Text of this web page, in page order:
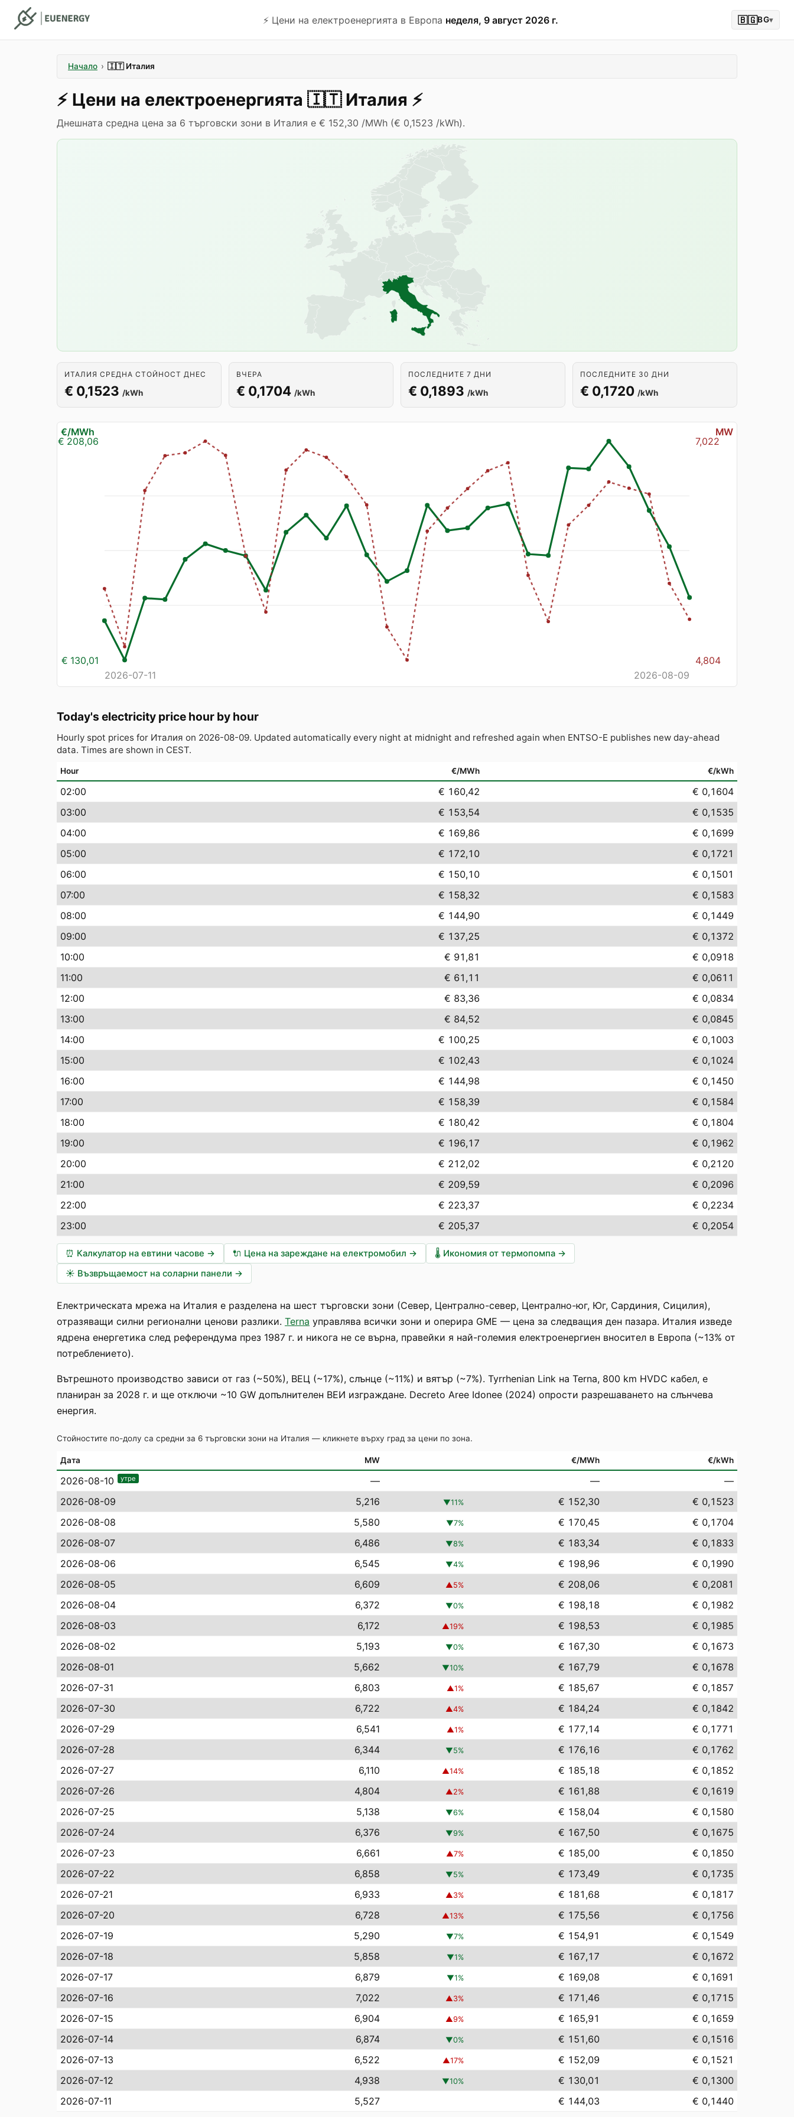
⚡️ Цени на електроенергията в Европа неделя, 9 август 2026 г. 🇧🇬BG▾
Начало › 🇮🇹 Италия
⚡️ Цени на електроенергията 🇮🇹 Италия ⚡️
Днешната средна цена за 6 търговски зони в Италия е € 152,30 /MWh (€ 0,1523 /kWh).
ИТАЛИЯ СРЕДНА СТОЙНОСТ ДНЕС
€ 0,1523 /kWh
ВЧЕРА
€ 0,1704 /kWh
ПОСЛЕДНИТЕ 7 ДНИ
€ 0,1893 /kWh
ПОСЛЕДНИТЕ 30 ДНИ
€ 0,1720 /kWh
€ 208,06
€ 130,01
€/MWh
7,022
4,804
MW
2026-07-11 2026-08-09
Today's electricity price hour by hour
Hourly spot prices for Италия on 2026-08-09. Updated automatically every night at midnight and refreshed again when ENTSO-E publishes new day-ahead
data. Times are shown in CEST.
Hour €/MWh €/kWh
02:00 € 160,42
€ 0,1604
03:00
€ 153,54
€ 0,1535
04:00
€ 169,86
€ 0,1699
05:00
€ 172,10
€ 0,1721
06:00
€ 150,10
€ 0,1501
07:00
€ 158,32
€ 0,1583
08:00
€ 144,90
€ 0,1449
09:00
€ 137,25
€ 0,1372
10:00
€ 91,81
€ 0,0918
11:00
€ 61,11
€ 0,0611
12:00
€ 83,36
€ 0,0834
13:00
€ 84,52
€ 0,0845
14:00
€ 100,25
€ 0,1003
15:00
€ 102,43
€ 0,1024
16:00
€ 144,98
€ 0,1450
17:00
€ 158,39
€ 0,1584
18:00
€ 180,42
€ 0,1804
19:00
€ 196,17
€ 0,1962
20:00
€ 212,02
€ 0,2120
21:00
€ 209,59
€ 0,2096
22:00
€ 223,37
€ 0,2234
23:00
€ 205,37 € 0,2054
⏰ Калкулатор на евтини часове → 🔌 Цена на зареждане на електромобил → 🌡️ Икономия от термопомпа →
☀️ Възвръщаемост на соларни панели →
Електрическата мрежа на Италия е разделена на шест търговски зони (Север, Централно-север, Централно-юг, Юг, Сардиния, Сицилия),
отразяващи силни регионални ценови разлики. Terna управлява всички зони и оперира GME — цена за следващия ден пазара. Италия изведе
ядрена енергетика след референдума през 1987 г. и никога не се върна, правейки я най-големия електроенергиен вносител в Европа (~13% от
потреблението).
Вътрешното производство зависи от газ (~50%), ВЕЦ (~17%), слънце (~11%) и вятър (~7%). Tyrrhenian Link на Terna, 800 km HVDC кабел, е
планиран за 2028 г. и ще отключи ~10 GW допълнителен ВЕИ изграждане. Decreto Aree Idonee (2024) опрости разрешаването на слънчева
енергия.
Стойностите по-долу са средни за 6 търговски зони на Италия — кликнете върху град за цени по зона.
Дата MW €/MWh €/kWh
2026-08-10 утре — —
—
2026-08-09
5,216 ▼11% € 152,30
€ 0,1523
2026-08-08
5,580 ▼7% € 170,45
€ 0,1704
2026-08-07
6,486 ▼8% € 183,34
€ 0,1833
2026-08-06
6,545 ▼4% € 198,96
€ 0,1990
2026-08-05
6,609 ▲5% € 208,06
€ 0,2081
2026-08-04
6,372 ▼0% € 198,18
€ 0,1982
2026-08-03
6,172 ▲19% € 198,53
€ 0,1985
2026-08-02
5,193 ▼0% € 167,30
€ 0,1673
2026-08-01
5,662 ▼10% € 167,79
€ 0,1678
2026-07-31
6,803 ▲1% € 185,67
€ 0,1857
2026-07-30
6,722 ▲4% € 184,24
€ 0,1842
2026-07-29
6,541 ▲1% € 177,14
€ 0,1771
2026-07-28
6,344 ▼5% € 176,16
€ 0,1762
2026-07-27
6,110 ▲14% € 185,18
€ 0,1852
2026-07-26
4,804 ▲2% € 161,88
€ 0,1619
2026-07-25
5,138 ▼6% € 158,04
€ 0,1580
2026-07-24
6,376 ▼9% € 167,50
€ 0,1675
2026-07-23
6,661 ▲7% € 185,00
€ 0,1850
2026-07-22
6,858 ▼5% € 173,49
€ 0,1735
2026-07-21
6,933 ▲3% € 181,68
€ 0,1817
2026-07-20
6,728 ▲13% € 175,56
€ 0,1756
2026-07-19
5,290 ▼7% € 154,91
€ 0,1549
2026-07-18
5,858 ▼1% € 167,17
€ 0,1672
2026-07-17
6,879 ▼1% € 169,08
€ 0,1691
2026-07-16
7,022 ▲3% € 171,46
€ 0,1715
2026-07-15
6,904 ▲9% € 165,91
€ 0,1659
2026-07-14
6,874 ▼0% € 151,60
€ 0,1516
2026-07-13
6,522 ▲17% € 152,09
€ 0,1521
2026-07-12
4,938 ▼10% € 130,01
€ 0,1300
2026-07-11
5,527 € 144,03 € 0,1440